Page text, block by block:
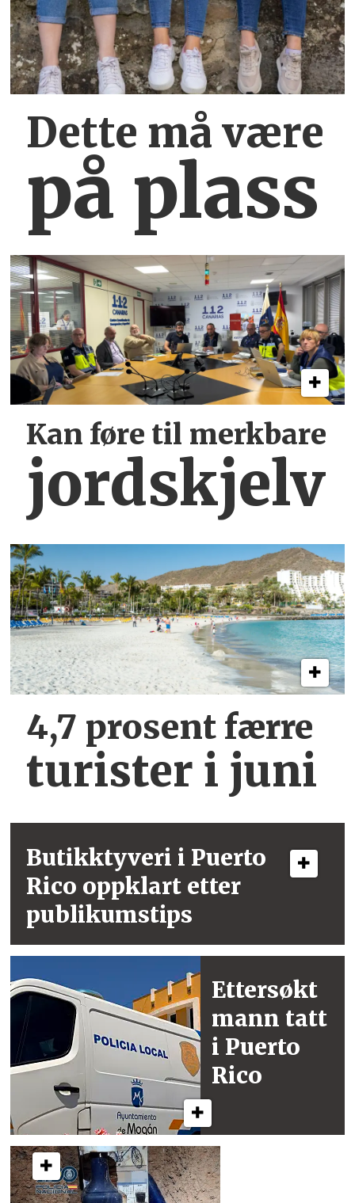
Dette må være
på plass
Kan føre til merkbare
jordskjelv
4,7 prosent færre
turister i juni
Butikktyveri i Puerto
Rico oppklart etter
publikumstips
Ettersøkt
mann tatt
i Puerto
Rico